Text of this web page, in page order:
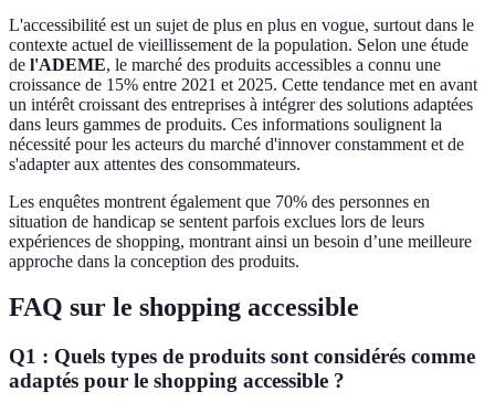
L'accessibilité est un sujet de plus en plus en vogue, surtout dans le
contexte actuel de vieillissement de la population. Selon une étude
de l'ADEME, le marché des produits accessibles a connu une
croissance de 15% entre 2021 et 2025. Cette tendance met en avant
un intérêt croissant des entreprises à intégrer des solutions adaptées
dans leurs gammes de produits. Ces informations soulignent la
nécessité pour les acteurs du marché d'innover constamment et de
s'adapter aux attentes des consommateurs.
Les enquêtes montrent également que 70% des personnes en
situation de handicap se sentent parfois exclues lors de leurs
expériences de shopping, montrant ainsi un besoin d’une meilleure
approche dans la conception des produits.
FAQ sur le shopping accessible
Q1 : Quels types de produits sont considérés comme
adaptés pour le shopping accessible ?